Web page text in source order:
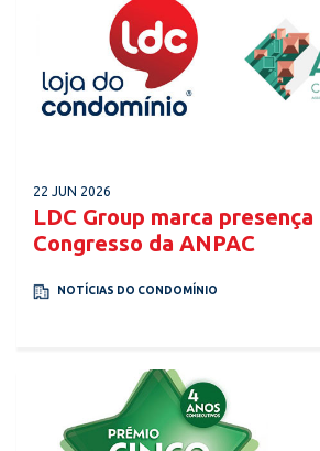
22 JUN 2026
LDC Group marca presença
Congresso da ANPAC
NOTÍCIAS DO CONDOMÍNIO